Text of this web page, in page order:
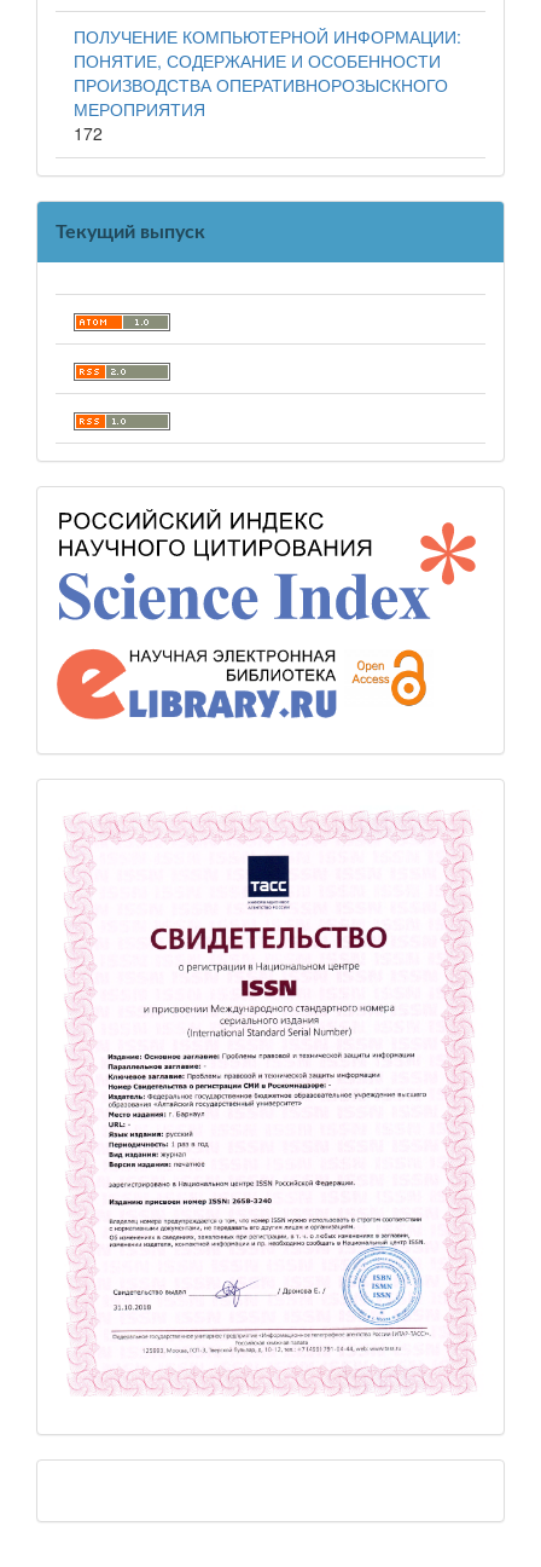
ПОЛУЧЕНИЕ КОМПЬЮТЕРНОЙ ИНФОРМАЦИИ:
ПОНЯТИЕ, СОДЕРЖАНИЕ И ОСОБЕННОСТИ
ПРОИЗВОДСТВА ОПЕРАТИВНОРОЗЫСКНОГО
МЕРОПРИЯТИЯ
172
Текущий выпуск